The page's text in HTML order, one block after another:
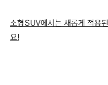
소형SUV에서는 새롭게 적용
요!